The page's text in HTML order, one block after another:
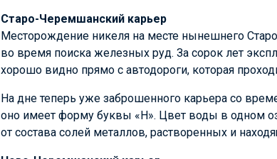
Старо-Черемшанский карьер
Месторождение никеля на месте нынешнего
во время поиска железных руд. За сорок лет
хорошо видно прямо с автодороги, которая
На дне теперь уже заброшенного карьера со
оно имеет форму буквы «Н». Цвет воды в одном
от состава солей металлов, растворенных и